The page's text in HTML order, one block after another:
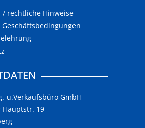
/ rechtliche Hinweise
u.Verkaufsbüro GmbH
Hauptstr. 19